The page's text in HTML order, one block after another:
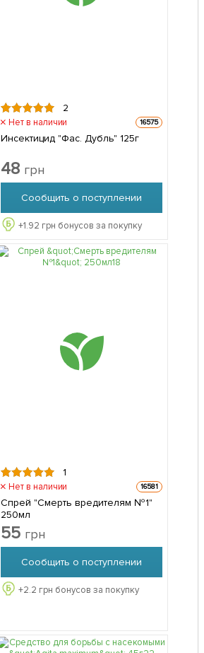
2
Нет в наличии 16575
Инсектицид "Фас. Дубль" 125г
48 грн
Сообщить о поступлении
+1.92 грн бонусов за покупку
1
Нет в наличии 16581
Спрей "Смерть вредителям №1"
250мл
55 грн
Сообщить о поступлении
+2.2 грн бонусов за покупку